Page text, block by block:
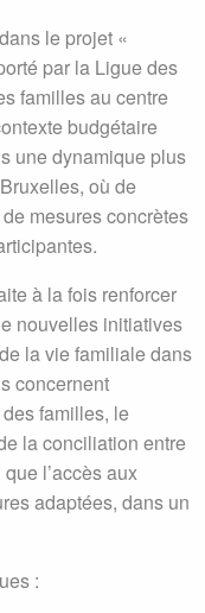
le projet «
par la Ligue des
familles au centre
budgétaire
une dynamique plus
où de
mesures concrètes
à la fois renforcer
nouvelles initiatives
la vie familiale dans
concernent
familles, le
la conciliation entre
l’accès aux
adaptées, dans un
: